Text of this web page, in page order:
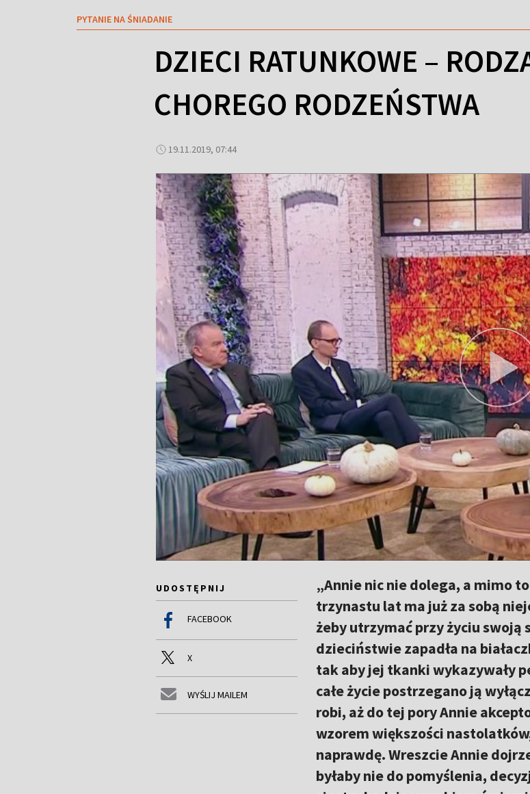
PYTANIE NA ŚNIADANIE
DZIECI RATUNKOWE –
CHOREGO RODZEŃSTWA
19.11.2019, 07:44
UDOSTĘPNIJ
FACEBOOK
X
WYŚLIJ MAILEM
„Annie nic nie dolega, a mimo
trzynastu lat ma już za sobą
żeby utrzymać przy życiu
dzieciństwie zapadła na
tak aby jej tkanki wykazywały
całe życie postrzegano ją
robi, aż do tej pory Annie
wzorem większości
naprawdę. Wreszcie Annie
byłaby nie do pomyślenia,